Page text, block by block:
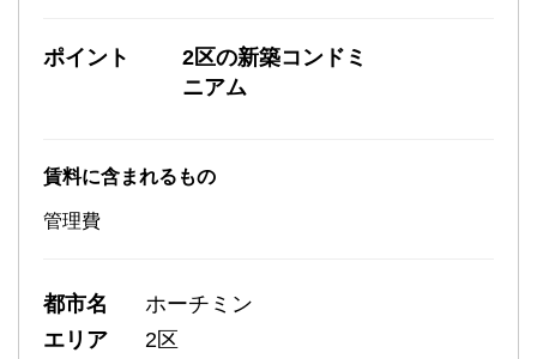
ポイント
2区の新築コンドミ
ニアム
賃料に含まれるもの
管理費
都市名
ホーチミン
エリア
2区